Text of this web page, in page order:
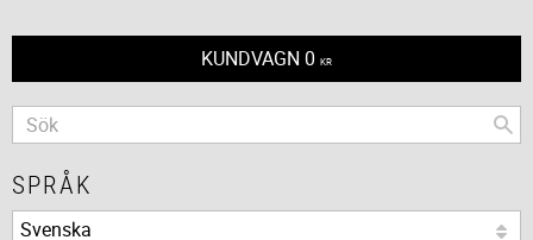
KUNDVAGN 0 KR
SPRÅK